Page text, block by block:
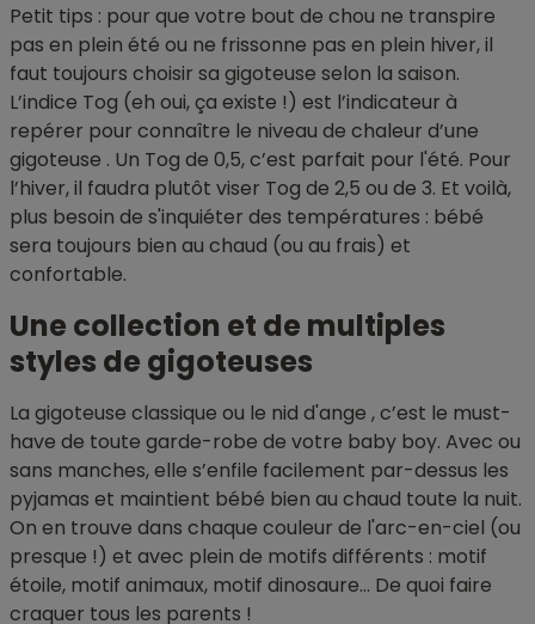
Petit tips : pour que votre bout de chou ne transpire
pas en plein été ou ne frissonne pas en plein hiver, il
faut toujours choisir sa gigoteuse selon la saison.
L’indice Tog (eh oui, ça existe !) est l’indicateur à
repérer pour connaître le niveau de chaleur d’une
gigoteuse . Un Tog de 0,5, c’est parfait pour l'été. Pour
l’hiver, il faudra plutôt viser Tog de 2,5 ou de 3. Et voilà,
plus besoin de s'inquiéter des températures : bébé
sera toujours bien au chaud (ou au frais) et
confortable.
Une collection et de multiples
styles de gigoteuses
La gigoteuse classique ou le nid d'ange , c’est le must-
have de toute garde-robe de votre baby boy. Avec ou
sans manches, elle s’enfile facilement par-dessus les
pyjamas et maintient bébé bien au chaud toute la nuit.
On en trouve dans chaque couleur de l'arc-en-ciel (ou
presque !) et avec plein de motifs différents : motif
étoile, motif animaux, motif dinosaure… De quoi faire
craquer tous les parents !